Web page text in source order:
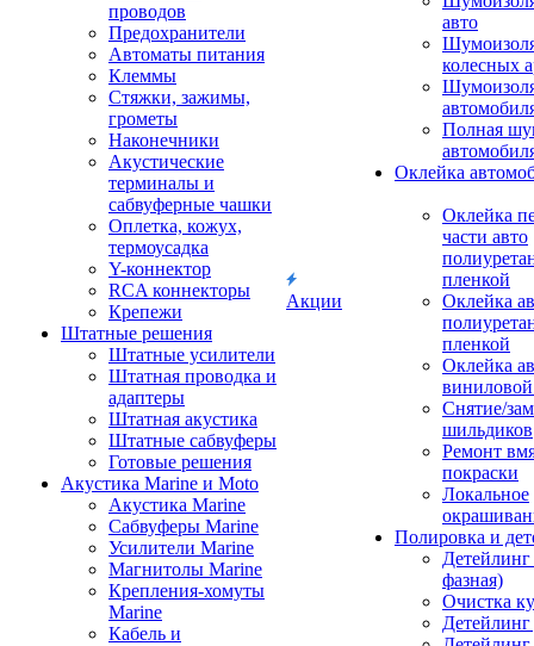
проводов
Предохранители
Автоматы питания
Клеммы
Стяжки, зажимы,
грометы
Наконечники
Акустические
терминалы и
сабвуферные чашки
Оплетка, кожух,
термоусадка
Y-коннектор
RCA коннекторы
Крепежи
Штатные решения
Штатные усилители
Штатная проводка и
адаптеры
Штатная акустика
Штатные сабвуферы
Готовые решения
Акустика Marine и Moto
Акустика Marine
Сабвуферы Marine
Усилители Marine
Магнитолы Marine
Крепления-хомуты
Marine
Кабель и
Акции
авто
колесных
Полная
Оклейка
Оклейка
части авто
пленкой
Оклейка
пленкой
Оклейка
Снятие/
шильдиков
Ремонт
покраски
Локальное
Полировка и
фазная)
Очистка
Детейлинг